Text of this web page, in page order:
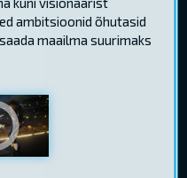
ambitsioonid õhutasid
maailma suurimaks